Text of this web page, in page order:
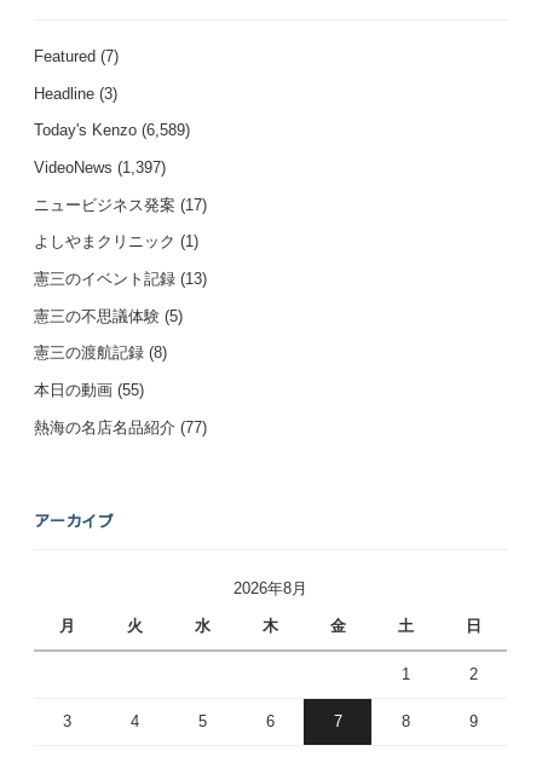
Featured (7)
Headline (3)
Today's Kenzo (6,589)
VideoNews (1,397)
ニュービジネス発案 (17)
よしやまクリニック (1)
憲三のイベント記録 (13)
憲三の不思議体験 (5)
憲三の渡航記録 (8)
本日の動画 (55)
熱海の名店名品紹介 (77)
アーカイブ
2026年8月
月 火 水 木 金 土 日
1 2
3 4 5 6 7 8 9